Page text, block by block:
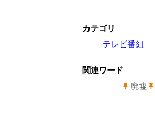
カテゴリ
テレビ番組
関連ワード
廃墟